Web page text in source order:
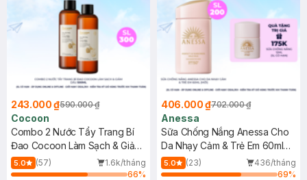
243.000 ₫590.000 ₫
Cocoon
Combo 2 Nước Tẩy Trang Bí
Đao Cocoon Làm Sạch & Giảm
Dầu 500ml
5.0 (57)
1.6k/tháng
66%
406.000 ₫702.000 ₫
Anessa
Sữa Chống Nắng Anessa Cho
Da Nhạy Cảm & Trẻ Em 60ml
(Mới)
5.0 (23)
436/tháng
69%